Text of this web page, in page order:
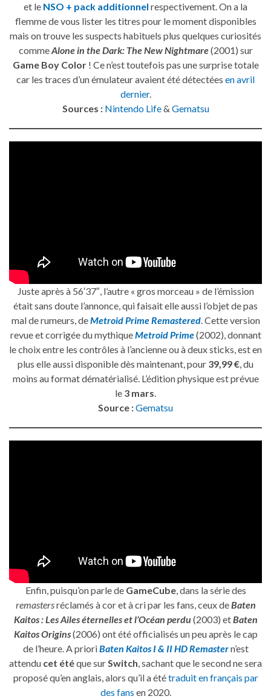
et le NSO + pack additionnel respectivement. On a la
flemme de vous lister les titres pour le moment disponibles
mais on trouve les suspects habituels plus quelques curiosités
commeAlone in the Dark: The New Nightmare(2001) sur
Game Boy Color! Ce n’est toutefois pas une surprise totale
car les traces d’un émulateur avaient été détectées en avril
dernier.
Sources : Nintendo Life& Gematsu
Juste après à 56′37″, l’autre « gros morceau » de l’émission
était sans doute l’annonce, qui faisait elle aussi l’objet de pas
mal de rumeurs, deMetroid Prime Remastered. Cette version
revue et corrigée du mythiqueMetroid Prime(2002), donnant
le choix entre les contrôles à l’ancienne ou à deux sticks, est en
plus elle aussi disponible dès maintenant, pour 39,99 €, du
moins au format dématérialisé. L’édition physique est prévue
le 3 mars.
Source :Gematsu
Enfin, puisqu’on parle de GameCube, dans la série des
remastersréclamés à cor et à cri par les fans, ceux deBaten
Kaitos : Les Ailes éternelles et l’Océan perdu(2003) etBaten
Kaitos Origins(2006) ont été officialisés un peu après le cap
de l’heure. A prioriBaten Kaitos I & II HD Remastern’est
attendu cet étéque surSwitch, sachant que le second ne sera
proposé qu’en anglais, alors qu’il a ététraduit en français par
des fans en 2020.